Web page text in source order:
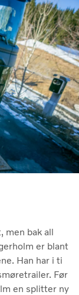
men bak all
er blant
Han har i ti
Før
en splitter ny